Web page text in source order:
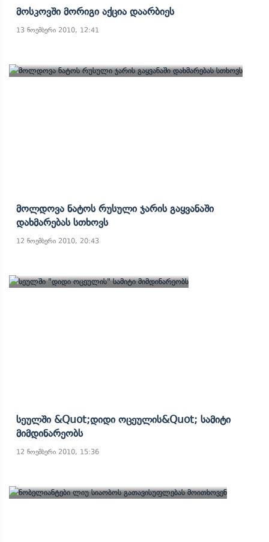
Მოსკოვში Მორიგი Აქცია Დაარბიეს
13 ნოემბერი 2010, 12:41
Მოლდოვა Ნატოს Რუსული Ჯარის Გაყვანაში
Დახმარებას Სთხოვს
12 ნოემბერი 2010, 20:43
Სეულში &quot;დიდი Ოცეულის&quot; Სამიტი
Მიმდინარეობს
12 ნოემბერი 2010, 15:36